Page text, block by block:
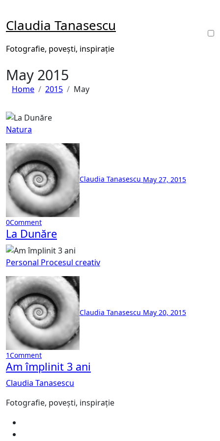
content
Claudia Tanasescu
Fotografie, povești, inspirație
May 2015
Home 2015 May
Natura
Claudia Tanasescu May 27, 2015
0Comment
La Dunăre
Personal Procesul creativ
Claudia Tanasescu May 20, 2015
1Comment
Am împlinit 3 ani
Claudia Tanasescu
Fotografie, povești, inspirație